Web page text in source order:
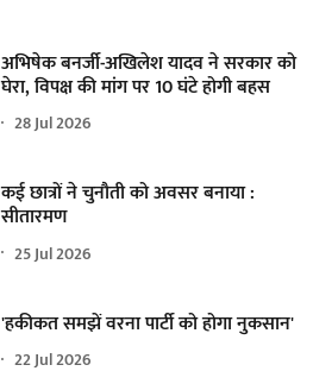
अभिषेक बनर्जी-अखिलेश यादव ने सरकार को
घेरा, विपक्ष की मांग पर 10 घंटे होगी बहस
28 Jul 2026
कई छात्रों ने चुनौती को अवसर बनाया :
सीतारमण
25 Jul 2026
'हकीकत समझें वरना पार्टी को होगा नुकसान'
22 Jul 2026